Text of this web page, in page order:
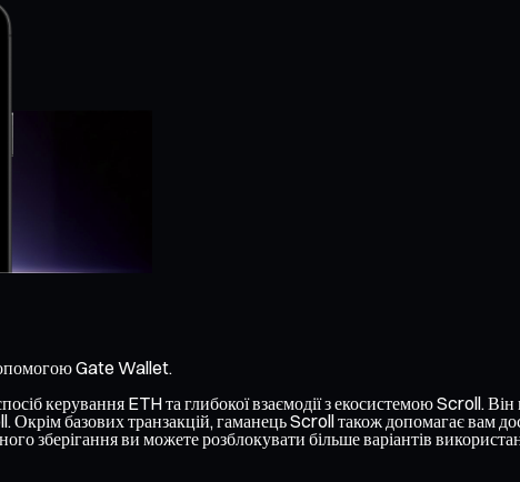
Gate Wallet.
керування ETH та глибокої взаємодії з екосистемою Scroll. Він
базових транзакцій, гаманець Scroll також допомагає вам
зберігання ви можете розблокувати більше варіантів